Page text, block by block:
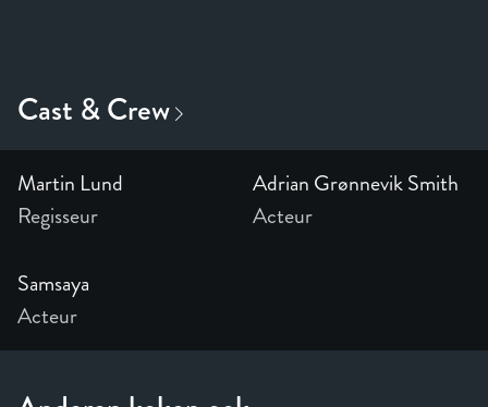
Martin Lund
Regisseur
Adrian Grønnevik Smith
Acteur
Samsaya
Acteur